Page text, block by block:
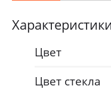
Характеристики
Цвет
Цвет стекла